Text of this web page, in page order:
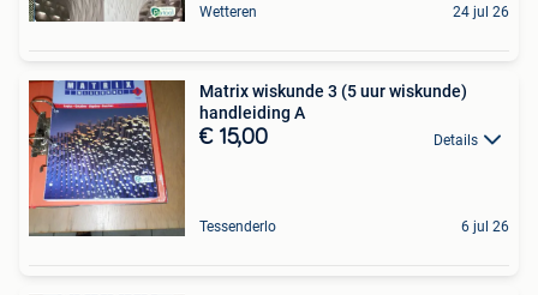
Wetteren 24 jul 26
Matrix wiskunde 3 (5 uur wiskunde)
handleiding A
€ 15,00 Details
Tessenderlo 6 jul 26